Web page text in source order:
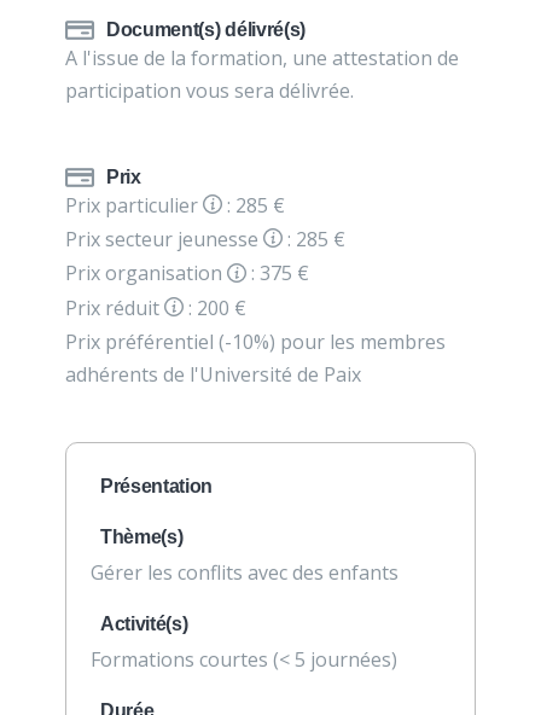
Document(s) délivré(s)
A l'issue de la formation, une attestation de
participation vous sera délivrée.
Prix
Prix particulier
: 285 €
Prix secteur jeunesse
: 285 €
Prix organisation
: 375 €
Prix réduit
: 200 €
Prix préférentiel (-10%) pour les membres
adhérents de l'Université de Paix
Présentation
Thème(s)
Gérer les conflits avec des enfants
Activité(s)
Formations courtes (< 5 journées)
Durée